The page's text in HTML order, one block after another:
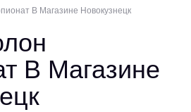
В Магазине Новокузнецк
В Магазине